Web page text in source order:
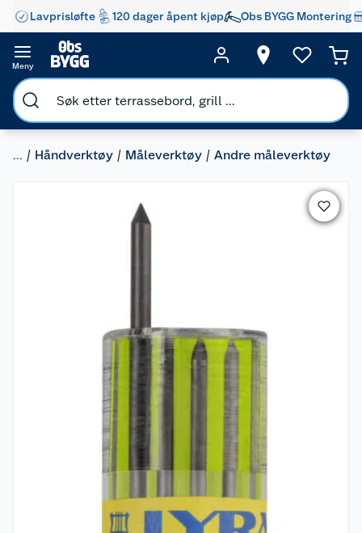
Lavprisløfte 120 dager åpent kjøp Obs BYGG Montering
Meny
... Håndverktøy Måleverktøy Andre måleverktøy